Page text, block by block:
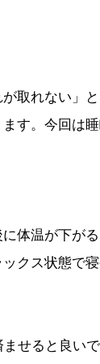
取れない」
す。今回は
体温が下が
クス状態で
せると良い